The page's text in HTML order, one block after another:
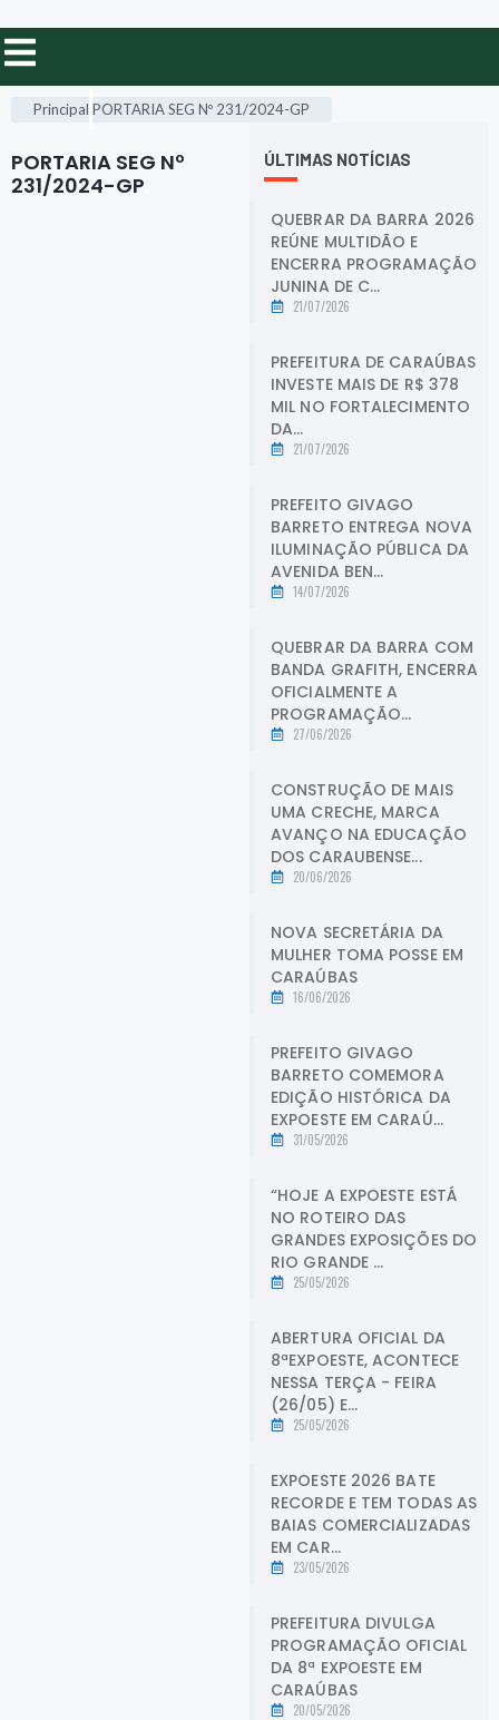
Principal PORTARIA SEG Nº 231/2024-GP
PORTARIA SEG Nº
231/2024-GP
ÚLTIMAS NOTÍCIAS
QUEBRAR DA BARRA 2026
REÚNE MULTIDÃO E
ENCERRA PROGRAMAÇÃO
JUNINA DE C...
21/07/2026
PREFEITURA DE CARAÚBAS
INVESTE MAIS DE R$ 378
MIL NO FORTALECIMENTO
DA...
21/07/2026
PREFEITO GIVAGO
BARRETO ENTREGA NOVA
ILUMINAÇÃO PÚBLICA DA
AVENIDA BEN...
14/07/2026
QUEBRAR DA BARRA COM
BANDA GRAFITH, ENCERRA
OFICIALMENTE A
PROGRAMAÇÃO...
27/06/2026
CONSTRUÇÃO DE MAIS
UMA CRECHE, MARCA
AVANÇO NA EDUCAÇÃO
DOS CARAUBENSE...
20/06/2026
NOVA SECRETÁRIA DA
MULHER TOMA POSSE EM
CARAÚBAS
16/06/2026
PREFEITO GIVAGO
BARRETO COMEMORA
EDIÇÃO HISTÓRICA DA
EXPOESTE EM CARAÚ...
31/05/2026
“HOJE A EXPOESTE ESTÁ
NO ROTEIRO DAS
GRANDES EXPOSIÇÕES DO
RIO GRANDE ...
25/05/2026
ABERTURA OFICIAL DA
8ªEXPOESTE, ACONTECE
NESSA TERÇA - FEIRA
(26/05) E...
25/05/2026
EXPOESTE 2026 BATE
RECORDE E TEM TODAS AS
BAIAS COMERCIALIZADAS
EM CAR...
23/05/2026
PREFEITURA DIVULGA
PROGRAMAÇÃO OFICIAL
DA 8ª EXPOESTE EM
CARAÚBAS
20/05/2026